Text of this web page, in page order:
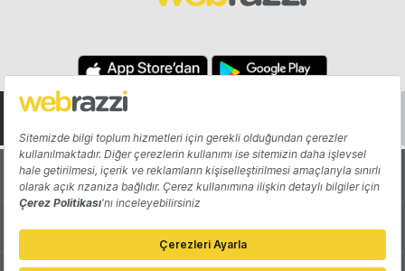
Hakkında Yazarlar
Katkıda Bulun Reklam